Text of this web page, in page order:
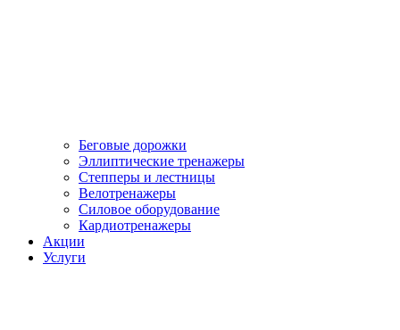
Беговые дорожки
Эллиптические тренажеры
Степперы и лестницы
Велотренажеры
Силовое оборудование
Кардиотренажеры
Акции
Услуги